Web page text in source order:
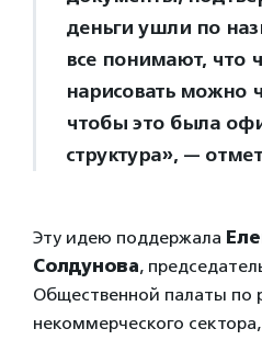
деньги ушли по
все понимают, что
нарисовать можно
чтобы это была
структура», —
Эту идею поддержала
Солдунова,
Общественной палаты по
некоммерческого